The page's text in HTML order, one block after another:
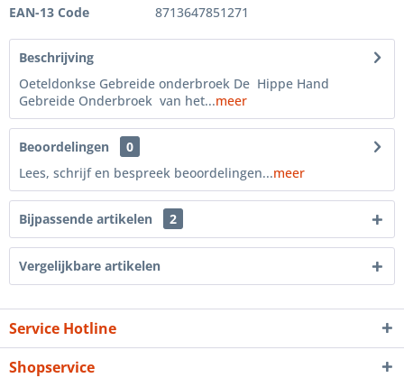
EAN-13 Code
8713647851271
Beschrijving
Oeteldonkse Gebreide onderbroek De Hippe Hand
Gebreide Onderbroek van het...meer
Beoordelingen
0
Lees, schrijf en bespreek beoordelingen...meer
Bijpassende artikelen 2
Vergelijkbare artikelen
Service Hotline
Shopservice